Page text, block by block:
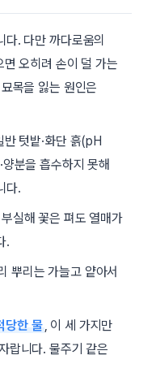
. 다만 까다로움의
오히려 손이 덜 가는
목을 잃는 원인은
텃밭·화단 흙(pH
분을 흡수하지 못해
다.
실해 꽃은 펴도 열매가
.
뿌리는 가늘고 얕아서
당한 물, 이 세 가지만
랍니다. 물주기 같은